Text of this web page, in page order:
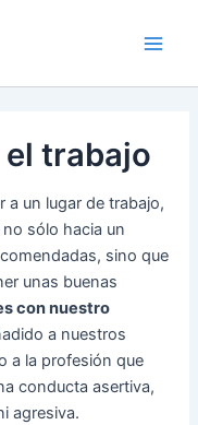
trabajo
a un lugar de trabajo,
sólo hacia un
sino que
unas buenas
con nuestro
a nuestros
a la profesión que
conducta asertiva,
agresiva.